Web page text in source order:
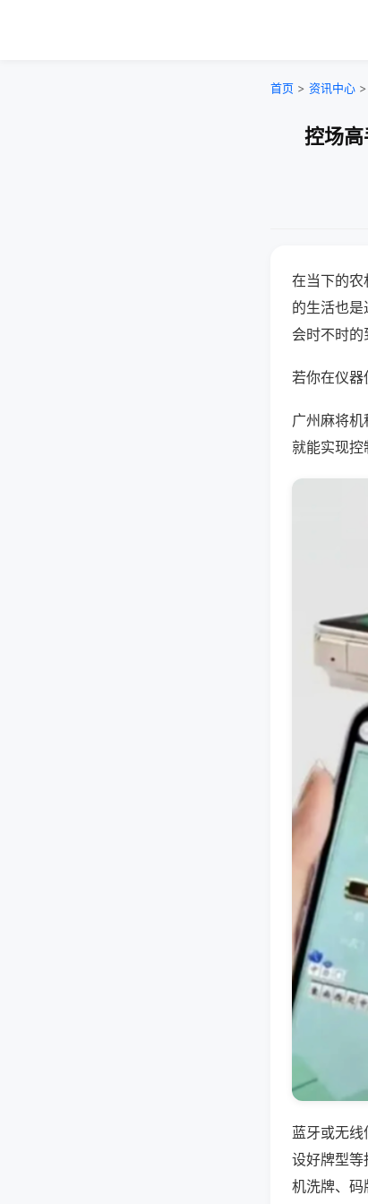
首页 > 资讯中心 >
控场
在当下的农
的生活也
会时不时的
若你在仪器
广州麻将
就能实现控
蓝牙或无
设好牌型等
机洗牌、码